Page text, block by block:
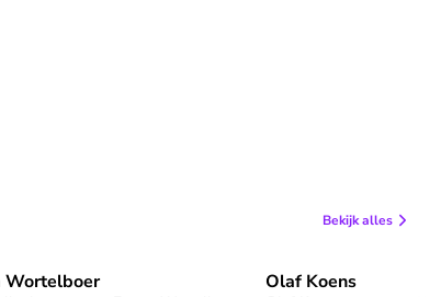
Bekijk alles
WortelboerWortelboer" af Olaf Koens
Speel "Olaf Koens" af